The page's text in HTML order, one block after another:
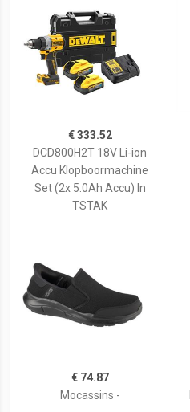
€ 333.52
DCD800H2T 18V Li-ion
Accu Klopboormachine
Set (2x 5.0Ah Accu) In
TSTAK
€ 74.87
Mocassins -